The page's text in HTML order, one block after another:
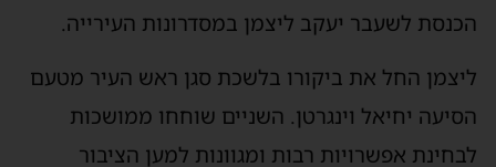
לשעבר יעקב ליצמן במסדרונות העירייה.
החל את ביקורו בלשכת סגן ראש העיר מטעם
יחיאל וינגרטן. השניים שוחחו ממושכות
אפשרויות רבות ומגוונות למען הציבור